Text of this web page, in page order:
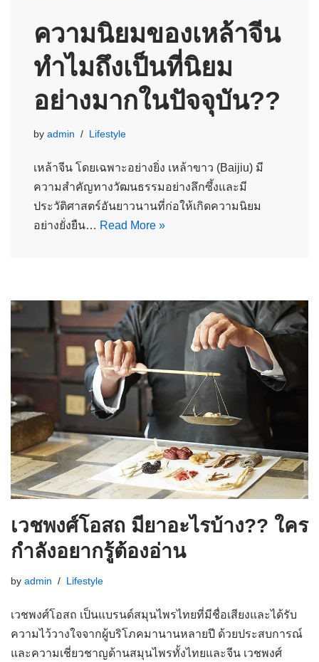
ความนิยมของเหล้าจีน
ทำไมถึงเป็นที่นิยม
อย่างมากในปัจจุบัน??
by admin Lifestyle
เหล้าจีน โดยเฉพาะอย่างยิ่ง เหล้าขาว (Baijiu) มี
ความสำคัญทางวัฒนธรรมอย่างลึกซึ้งและมี
ประวัติศาสตร์อันยาวนานที่ก่อให้เกิดความนิยม
อย่างยั่งยืน… Read More »
เวชพงศ์โอสถ มียาอะไรบ้าง?? ใคร
กำลังอยากรู้ต้องอ่าน
by admin Lifestyle
เวชพงศ์โอสถ เป็นแบรนด์สมุนไพรไทยที่มีชื่อเสียงและได้รับ
ความไว้วางใจจากผู้บริโภคมานานหลายปี ด้วยประสบการณ์
และความเชี่ยวชาญด้านสมุนไพรทั้งไทยและจีน เวชพงศ์